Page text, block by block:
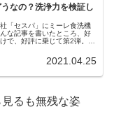
なの？洗浄力を検証し
「セスパ」にミーレ食洗機
な記事を書いたところ、好
で、好評に乗じて第2弾。洗
2021.04.25
るも無残な姿